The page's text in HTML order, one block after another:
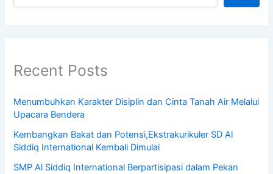
Recent Posts
Menumbuhkan Karakter Disiplin dan Cinta Tanah Air Melalui
Upacara Bendera
Kembangkan Bakat dan Potensi,Ekstrakurikuler SD Al
Siddiq International Kembali Dimulai
SMP Al Siddiq International Berpartisipasi dalam Pekan